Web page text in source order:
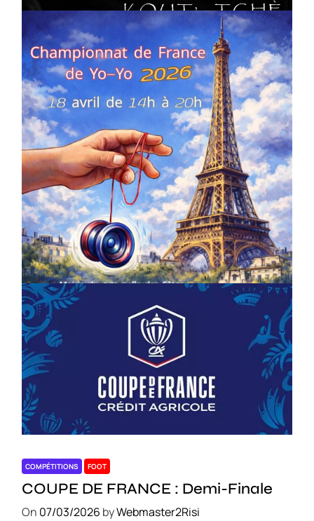
COMPÉTITIONS CULTURE EN FAMILLE JEUNESSE & SPORTS
Championnat de France de la FYYA
le 18 avril – Paris 14e
On18/03/2026byWebmaster2Risi
COMPÉTITIONS FOOT
COUPE DE FRANCE : Demi-Finale
On 07/03/2026 byWebmaster2Risi